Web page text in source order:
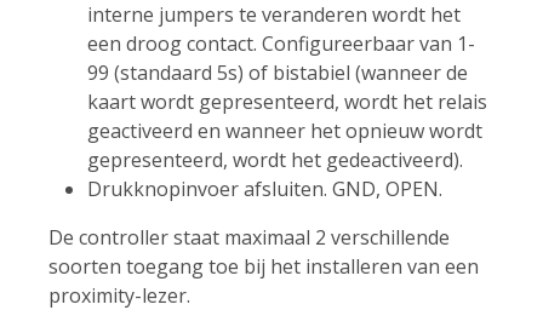
interne jumpers te veranderen wordt het
een droog contact. Configureerbaar van 1-
99 (standaard 5s) of bistabiel (wanneer de
kaart wordt gepresenteerd, wordt het relais
geactiveerd en wanneer het opnieuw wordt
gepresenteerd, wordt het gedeactiveerd).
Drukknopinvoer afsluiten. GND, OPEN.
De controller staat maximaal 2 verschillende
soorten toegang toe bij het installeren van een
proximity-lezer.